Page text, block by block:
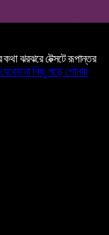
ঝরঝরে টেক্সটে রূপান্তর
যেকোনো কিছু পড়ে শোনায়